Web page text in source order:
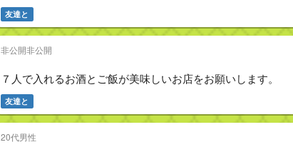
友達と
非公開非公開
７人で入れるお酒とご飯が美味しいお店をお願いします。
友達と
20代男性